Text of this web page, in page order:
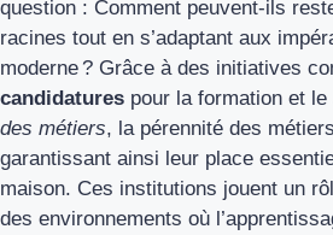
question : Comment peuvent-ils
racines tout en s’adaptant aux
moderne ? Grâce à des initiatives
candidatures pour la formation et
des métiers, la pérennité des
garantissant ainsi leur place
maison. Ces institutions jouent un
des environnements où